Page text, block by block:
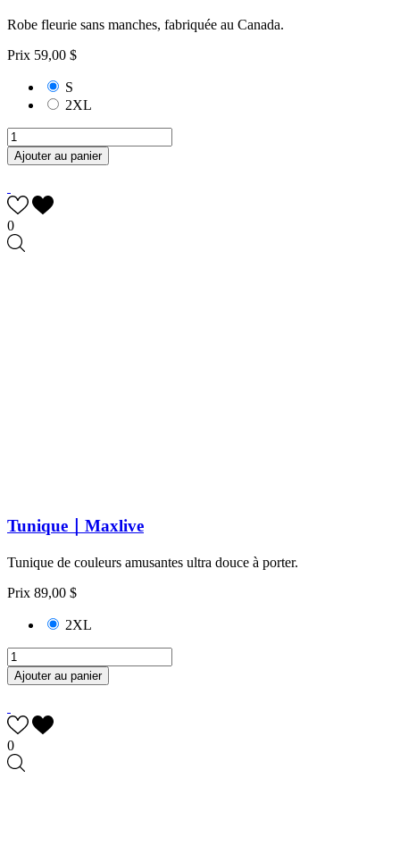
Robe fleurie sans manches, fabriquée au Canada.
Prix 59,00 $
S
2XL
Ajouter au panier
0
Tunique｜Maxlive
Tunique de couleurs amusantes ultra douce à porter.
Prix 89,00 $
2XL
Ajouter au panier
0